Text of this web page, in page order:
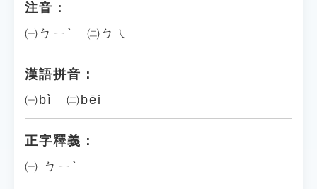
注音：
㈠ㄅㄧˋ ㈡ㄅㄟ
漢語拼音：
㈠bì ㈡bēi
正字釋義：
㈠ ㄅㄧˋ